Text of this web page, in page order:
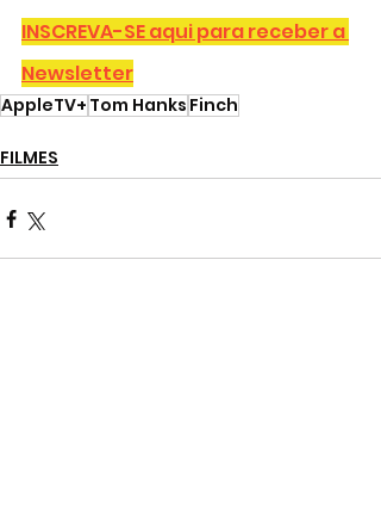
INSCREVA-SE aqui para receber a
Newsletter
AppleTV+ Tom Hanks Finch
FILMES